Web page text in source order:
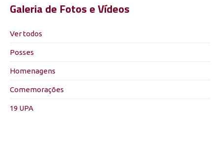
Galeria de Fotos e Vídeos
Ver todos
Posses
Homenagens
Comemorações
19 UPA